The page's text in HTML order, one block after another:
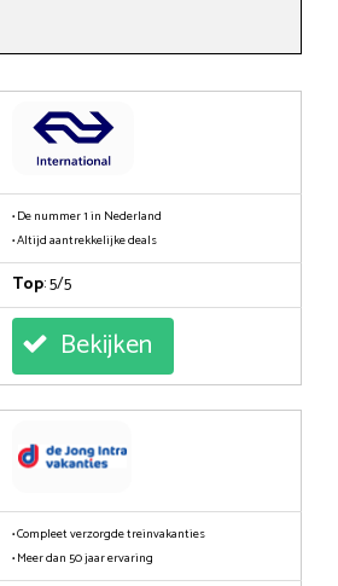
• De nummer 1 in Nederland
• Altijd aantrekkelijke deals
Top: 5/5
Bekijken
• Compleet verzorgde treinvakanties
• Meer dan 50 jaar ervaring